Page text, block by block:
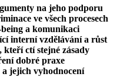
na jeho podporu
ve všech procesech
a komunikaci
interní vzdělávání a růst
kteří ctí stejné zásady
dobré praxe
jejich vyhodnocení